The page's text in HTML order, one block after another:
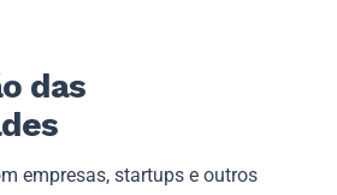
das
empresas, startups e outros